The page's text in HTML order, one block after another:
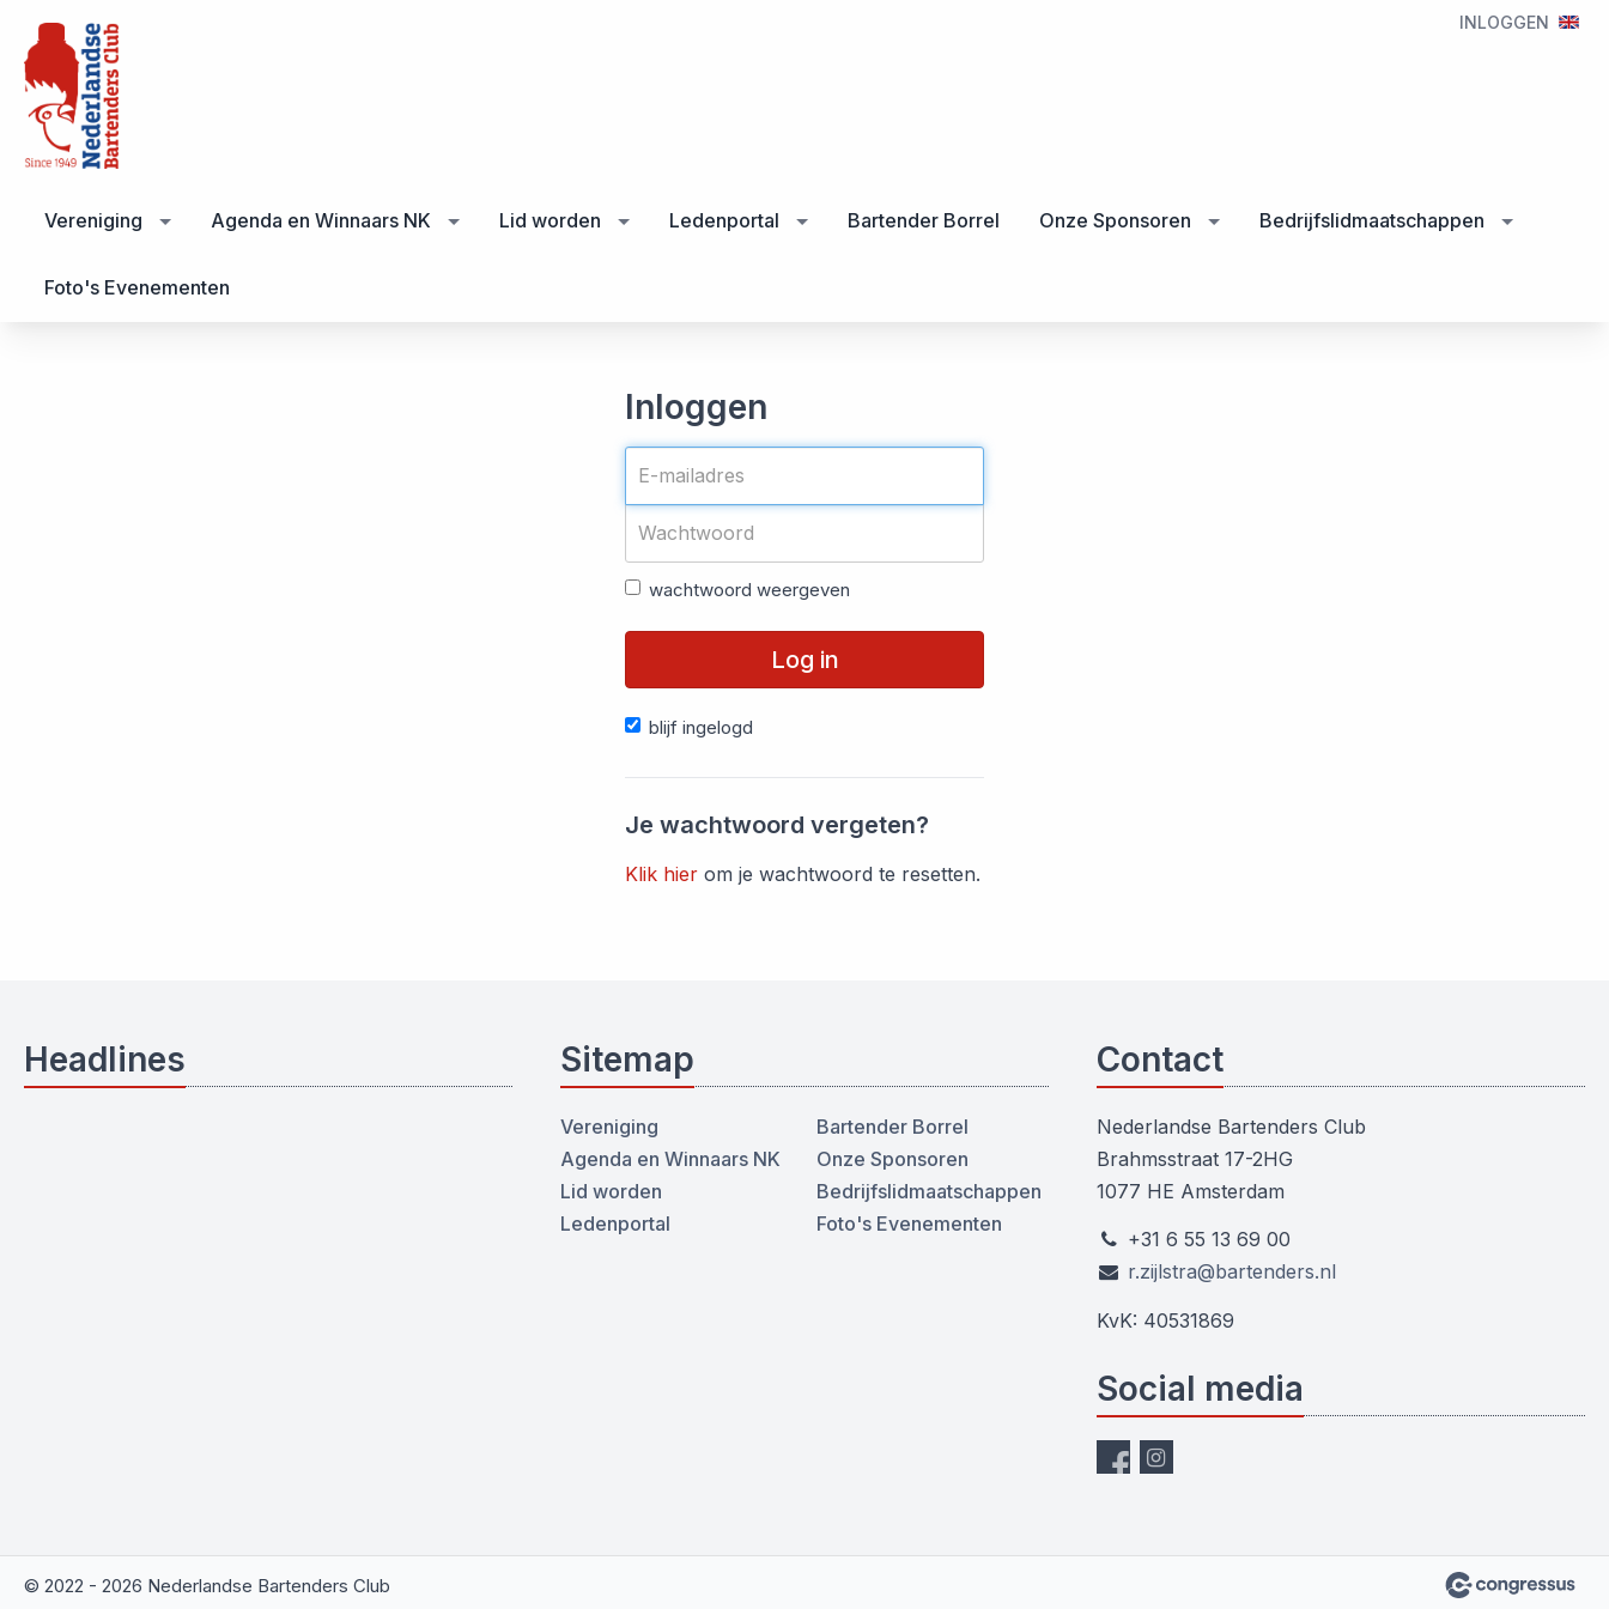
INLOGGEN
Vereniging Agenda en Winnaars NK Lid worden Ledenportal Bartender Borrel Onze Sponsoren Bedrijfslidmaatschappen
Foto's Evenementen
Inloggen
wachtwoord weergeven
Log in
blijf ingelogd
Je wachtwoord vergeten?
Klik hier om je wachtwoord te resetten.
Headlines Sitemap
Vereniging
Agenda en Winnaars NK
Lid worden
Ledenportal
Bartender Borrel
Onze Sponsoren
Bedrijfslidmaatschappen
Foto's Evenementen
Contact
Nederlandse Bartenders Club
Brahmsstraat 17-2HG
1077 HE Amsterdam
+31 6 55 13 69 00
r.zijlstra@bartenders.nl
KvK: 40531869
Social media
© 2022 - 2026 Nederlandse Bartenders Club